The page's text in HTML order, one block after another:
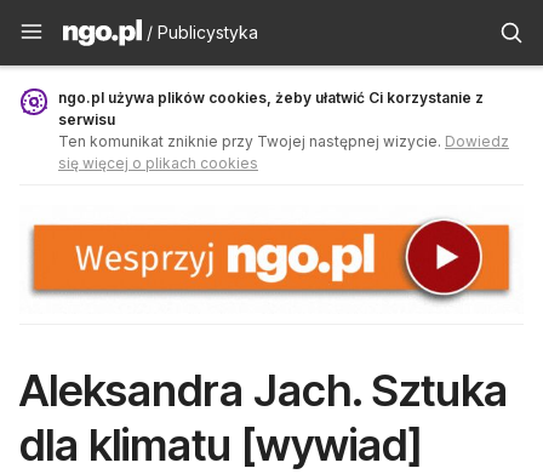
Publicystyka - ngo.pl
/ Publicystyka
ngo.pl używa plików cookies, żeby ułatwić Ci korzystanie z
serwisu
Ten komunikat zniknie przy Twojej następnej wizycie. Dowiedz
się więcej o plikach cookies
Aleksandra Jach. Sztuka
dla klimatu [wywiad]